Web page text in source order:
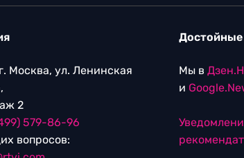
Москва, ул. Ленинская
2
579-86-96
вопросов:
Мы в
и